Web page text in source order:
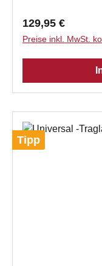
mm, inklusive
Sechskantmutter UTL
11 Creation 11
Regulärer Preis:
129,95 €
Preise inkl. MwSt.
Tipp